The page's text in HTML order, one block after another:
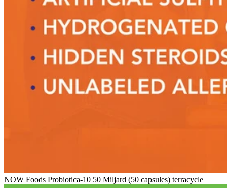
NOW Foods Probiotica-10 50 Miljard (50 capsules) terracycle